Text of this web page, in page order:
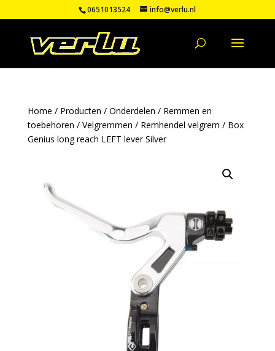
0651013524 info@verlu.nl
Home / Producten / Onderdelen / Remmen en
toebehoren / Velgremmen / Remhendel velgrem / Box
Genius long reach LEFT lever Silver